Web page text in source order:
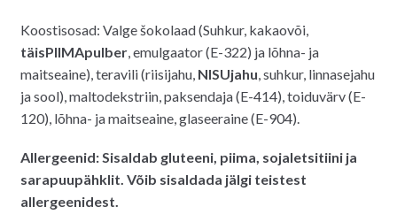
Koostisosad: Valge šokolaad (Suhkur, kakaovõi,
täisPIIMApulber, emulgaator (E-322) ja lõhna- ja
maitseaine), teravili (riisijahu, NISUjahu, suhkur, linnasejahu
ja sool), maltodekstriin, paksendaja (E-414), toiduvärv (E-
120), lõhna- ja maitseaine, glaseeraine (E-904).
Allergeenid: Sisaldab gluteeni, piima, sojaletsitiini ja
sarapuupähklit. Võib sisaldada jälgi teistest
allergeenidest.